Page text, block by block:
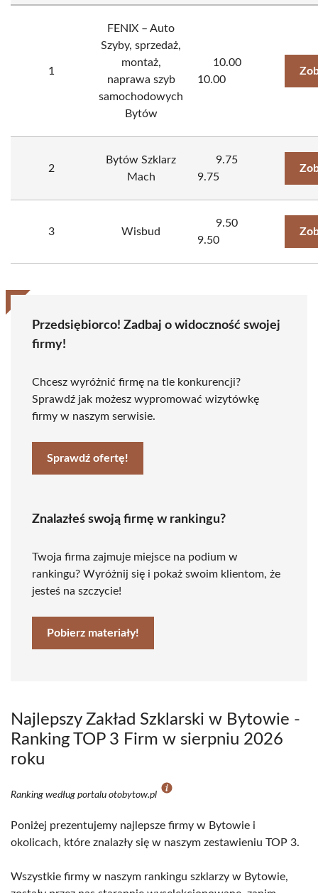
1
FENIX – Auto
Szyby, sprzedaż,
montaż,
naprawa szyb
samochodowych
Bytów
10.00
10.00
2
Bytów Szklarz
Mach
9.75
9.75
3 Wisbud
9.50
9.50
Przedsiębiorco! Zadbaj o widoczność swojej
firmy!
Chcesz wyróżnić firmę na tle konkurencji?
Sprawdź jak możesz wypromować wizytówkę
firmy w naszym serwisie.
Sprawdź ofertę!
Znalazłeś swoją firmę w rankingu?
Twoja firma zajmuje miejsce na podium w
rankingu? Wyróżnij się i pokaż swoim klientom, że
jesteś na szczycie!
Pobierz materiały!
Najlepszy Zakład Szklarski w Bytowie -
Ranking TOP 3 Firm w sierpniu 2026
roku
Ranking według portalu otobytow.pl
Poniżej prezentujemy najlepsze firmy w Bytowie i
okolicach, które znalazły się w naszym zestawieniu TOP 3.
Wszystkie firmy w naszym rankingu szklarzy w Bytowie,